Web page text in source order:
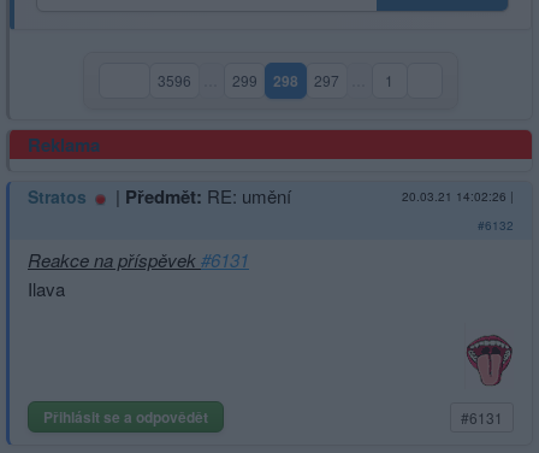
3596 299 298(aktuální strana)
297 1
Reklama
Stratos | Předmět: RE: umění 20.03.21 14:02:26 |
#6132
Reakce na příspěvek#6131
Ilava
Přihlásit se a odpovědět #6131